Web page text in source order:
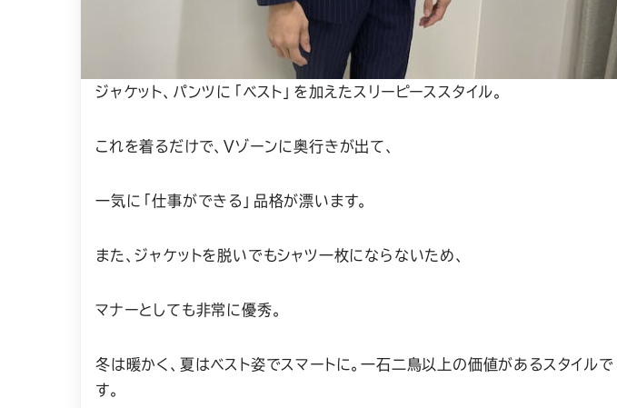
ジャケット、パンツに「ベスト」を加えたスリーピーススタイル。
これを着るだけで、Vゾーンに奥行きが出て、
一気に「仕事ができる」品格が漂います。
また、ジャケットを脱いでもシャツ一枚にならないため、
マナーとしても非常に優秀。
冬は暖かく、夏はベスト姿でスマートに。一石二鳥以上の価値があるスタイルで
す。